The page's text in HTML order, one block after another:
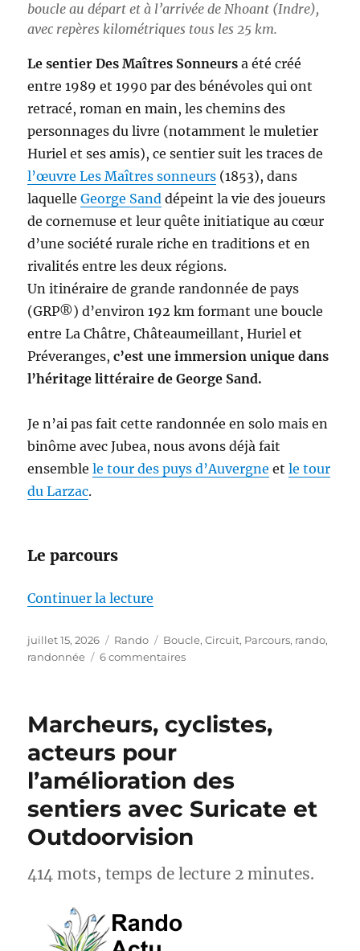
boucle au départ et à l’arrivée de Nhoant (Indre),
avec repères kilométriques tous les 25 km.
Le sentier Des Maîtres Sonneurs a été créé
entre 1989 et 1990 par des bénévoles qui ont
retracé, roman en main, les chemins des
personnages du livre (notamment le muletier
Huriel et ses amis), ce sentier suit les traces de
l’œuvre Les Maîtres sonneurs (1853), dans
laquelleGeorge Sand dépeint la vie des joueurs
de cornemuse et leur quête initiatique au cœur
d’une société rurale riche en traditions et en
rivalités entre les deux régions.
Un itinéraire de grande randonnée de pays
(GRP®) d’environ 192 km formant une boucle
entre La Châtre, Châteaumeillant, Huriel et
Préveranges,c’est une immersion unique dans
l’héritage littéraire de George Sand.
Je n’ai pas fait cette randonnée en solo mais en
binôme avec Jubea, nous avons déjà fait
ensemblele tour des puys d’Auvergne etle tour
du Larzac.
Le parcours
Continuer la lecture
Publié
le
juillet 15, 2026 Catégories
Rando Étiquettes
Boucle,Circuit, Parcours, rando,
randonnée
6 commentairessur
sur
des
Maîtres
Sonneurs
Marcheurs, cyclistes,
acteurs pour
l’amélioration des
sentiers avec Suricate et
Outdoorvision
414 mots, temps de lecture 2 minutes.